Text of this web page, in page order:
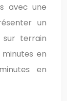
avec une
un
terrain
en
en